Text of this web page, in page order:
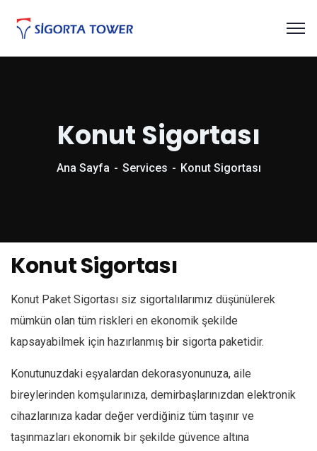
Konut Sigortası
Ana Sayfa Services Konut Sigortası
Konut Sigortası
Konut Paket Sigortası siz sigortalılarımız düşünülerek
mümkün olan tüm riskleri en ekonomik şekilde
kapsayabilmek için hazırlanmış bir sigorta paketidir.
Konutunuzdaki eşyalardan dekorasyonunuza, aile
bireylerinden komşularınıza, demirbaşlarınızdan elektronik
cihazlarınıza kadar değer verdiğiniz tüm taşınır ve
taşınmazları ekonomik bir şekilde güvence altına